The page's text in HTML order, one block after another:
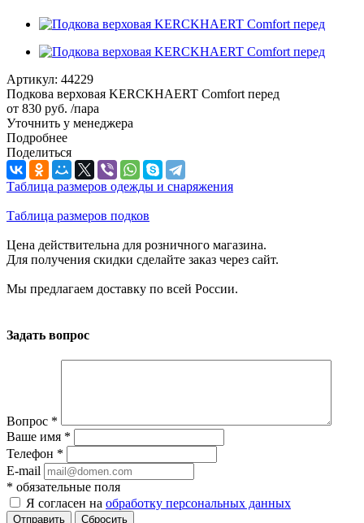
Артикул: 44229
Подкова верховая KERCKHAERT Comfort перед
от 830 руб. /пара
Уточнить у менеджера
Подробнее
Поделиться
Таблица размеров одежды и снаряжения
Таблица размеров подков
Цена действительна для розничного магазина.
Для получения скидки сделайте заказ через сайт.
Мы предлагаем доставку по всей России.
Задать вопрос
Вопрос *
Ваше имя *
Телефон *
E-mail
* обязательные поля
Я согласен на обработку персональных данных
Отправить Сбросить